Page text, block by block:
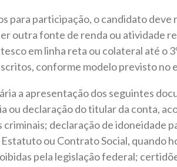
para participação, o candidato deve
outra fonte de renda ou atividade
em linha reta ou colateral até o
conforme modelo previsto no
a apresentação dos seguintes
ou declaração do titular da conta,
declaração de idoneidade
ou Contrato Social, quando
pela legislação federal;